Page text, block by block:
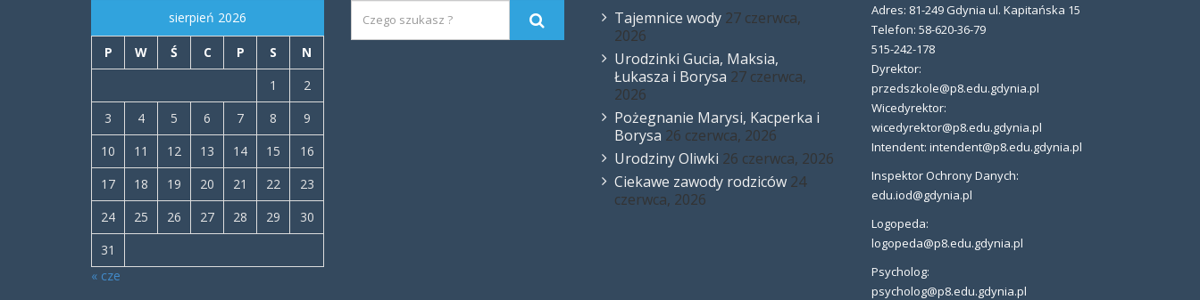
sierpień 2026
P W Ś C P S
N
1
2
3
4 5 6 7 8
9
10
11 12 13 14 15
16
17
18 19 20 21 22
23
24
25 26 27 28 29
30
31
« cze
Tajemnice wody 27 czerwca,
2026
Urodzinki Gucia, Maksia,
Łukasza i Borysa 27 czerwca,
2026
Pożegnanie Marysi, Kacperka i
Borysa 26 czerwca, 2026
Urodziny Oliwki 26 czerwca, 2026
Ciekawe zawody rodziców 24
czerwca, 2026
Adres: 81-249 Gdynia ul. Kapitańska 15
Telefon: 58-620-36-79
515-242-178
Dyrektor:
przedszkole@p8.edu.gdynia.pl
Wicedyrektor:
wicedyrektor@p8.edu.gdynia.pl
Intendent: intendent@p8.edu.gdynia.pl
Inspektor Ochrony Danych:
edu.iod@gdynia.pl
Logopeda:
logopeda@p8.edu.gdynia.pl
Psycholog:
psycholog@p8.edu.gdynia.pl